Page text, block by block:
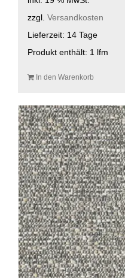
zzgl. Versandkosten
Lieferzeit: 14 Tage
Produkt enthält: 1 lfm
In den Warenkorb